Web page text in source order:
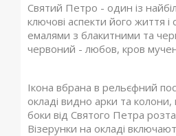
Святий Петро - один із
ключові аспекти його життя
емалями з блакитними та
червоний - любов, кров
Ікона вбрана в рельєфний
окладі видно арки та
боки від Святого Петра
Візерунки на окладі